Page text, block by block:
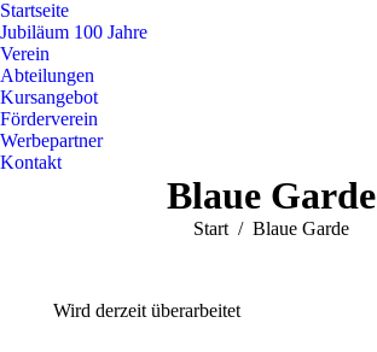
Startseite
Jubiläum 100 Jahre
Verein
Abteilungen
Kursangebot
Förderverein
Werbepartner
Kontakt
Blaue Garde
Sie befinden sich hier:
Start Blaue Garde
Wird derzeit überarbeitet